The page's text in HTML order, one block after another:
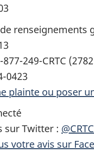
renseignements
249-CRTC
0423
plainte ou poser
sur Twitter :
votre avis sur